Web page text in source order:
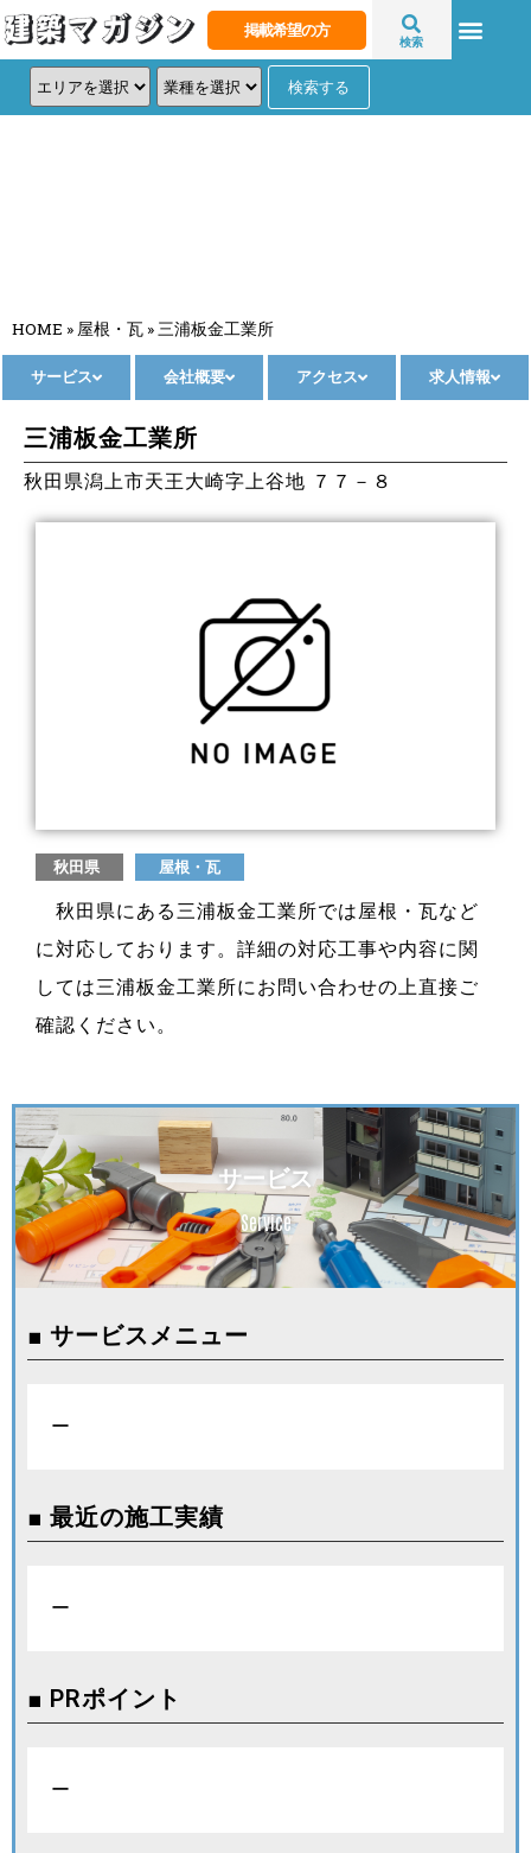
掲載希望の方
検索
HOME » 屋根・瓦 »三浦板金工業所
サービス 会社概要 アクセス 求人情報
三浦板金工業所
秋田県潟上市天王大崎字上谷地 ７７－８
秋田県 屋根・瓦
秋田県にある三浦板金工業所では屋根・瓦など
に対応しております。詳細の対応工事や内容に関
しては三浦板金工業所にお問い合わせの上直接ご
確認ください。
サービス
Service
■ サービスメニュー
ー
■ 最近の施工実績
ー
■ PRポイント
ー